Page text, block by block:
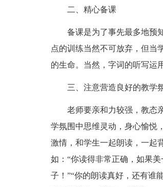
二、精心备课
备课是为了事先最多地预
点的训练当然不可放弃，但当
的生命。当然，字词的听写运
三、注意营造良好的教学
老师要亲和力较强，教态
学氛围中思维灵动，身心愉悦
激情，和学生一起朗读，一起
如：“你读得非常正确，如果
子！”“你的朗读真好，还有谁